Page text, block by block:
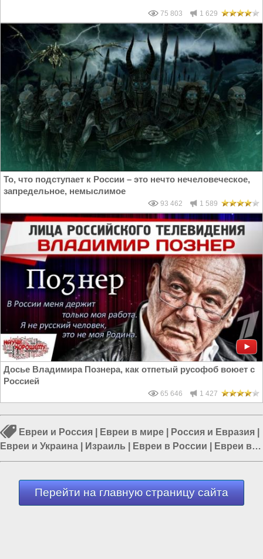
75 803 1 629
То, что подступает к России – это нечто нечеловеческое,
запредельное, немыслимое
93 462 1 589
Досье Владимира Познера, как отпетый русофоб воюет с
Россией
65 646 1 427
Евреи и Россия Евреи в мире Россия и Евразия
Евреи и Украина
Израиль Евреи в России
Евреи в
Азии
Перейти на главную страницу сайта